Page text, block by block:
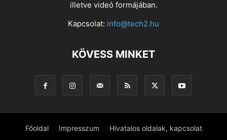
illetve videó formájában.
Kapcsolat: info@tech2.hu
KÖVESS MINKET
Főoldal Impresszum Hivatalos oldalak, kapcsolat